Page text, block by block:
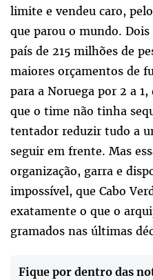
limite e vendeu caro,
que parou o mundo.
país de 215 milhões de
maiores orçamentos de
para a Noruega por 2 a
que o time não tinha
tentador reduzir tudo a
seguir em frente. Mas
organização, garra e
impossível, que Cabo
exatamente o que o
gramados nas últimas
Fique por dentro das